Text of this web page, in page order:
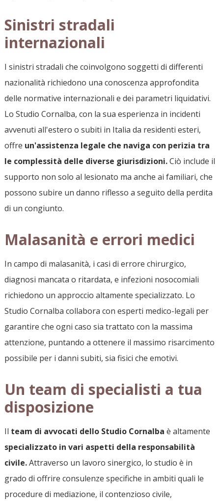
Sinistri stradali
internazionali
I sinistri stradali che coinvolgono soggetti di differenti
nazionalità richiedono una conoscenza approfondita
delle normative internazionali e dei parametri liquidativi.
Lo Studio Cornalba, con la sua esperienza in incidenti
avvenuti all'estero o subiti in Italia da residenti esteri,
offre un'assistenza legale che naviga con perizia tra
le complessità delle diverse giurisdizioni.Ciò include il
supporto non solo al lesionato ma anche ai familiari, che
possono subire un danno riflesso a seguito della perdita
di un congiunto.
Malasanità e errori medici
In campo di malasanità, i casi di errore chirurgico,
diagnosi mancata o ritardata, e infezioni nosocomiali
richiedono un approccio altamente specializzato. Lo
Studio Cornalba collabora con esperti medico-legali per
garantire che ogni caso sia trattato con la massima
attenzione, puntando a ottenere il massimo risarcimento
possibile per i danni subiti, sia fisici che emotivi.
Un team di specialisti a tua
disposizione
Il team di avvocati dello Studio Cornalba è altamente
specializzato in vari aspetti della responsabilità
civile.Attraverso un lavoro sinergico, lo studio è in
grado di offrire consulenze specifiche in ambiti quali le
procedure di mediazione, il contenzioso civile,